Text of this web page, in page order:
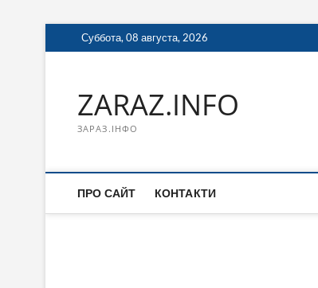
Перейти
к
Суббота, 08 августа, 2026
ZARAZ.INFO
ЗАРАЗ.ІНФО
ПРО САЙТ КОНТАКТИ